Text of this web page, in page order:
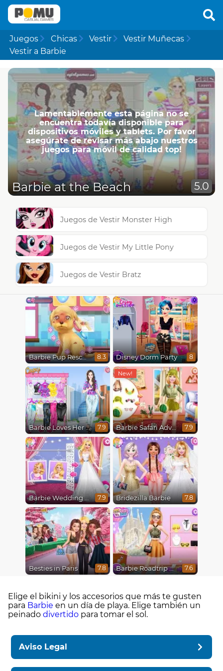
Juegos Chicas Vestir
Vestir Muñecas
Vestir a Barbie
Lamentablemente esta página no se
encuentra todavía disponible para
dispositivos móviles y tablets. Por favor
asegúrate de revisar más abajo nuestros
juegos para móvil de calidad top!
Barbie at the Beach 5.0
Juegos de Vestir Monster High
Juegos de Vestir My Little Pony
Juegos de Vestir Bratz
Barbie Pup Rescue 8.3 Disney Dorm Party 8
Barbie Loves Her Job 7.9 Barbie Safari Adventure 7.9
Barbie Wedding Fun 7.9 Bridezilla Barbie 7.8
Besties in Paris 7.8 Barbie Roadtrip Adventure 7.6
Elige el bikini y los accesorios que más te gusten
para Barbie en un día de playa. Elige también un
peinado divertido para tomar el sol.
Aviso Legal